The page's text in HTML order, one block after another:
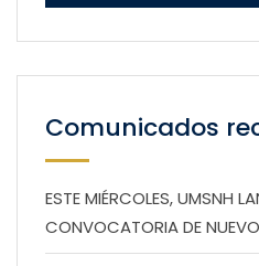
Comunicados
ESTE MIÉRCOLES, UMSNH
CONVOCATORIA DE